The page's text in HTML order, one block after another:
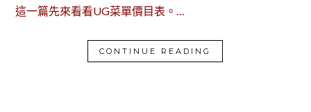
這一篇先來看看UG菜單價目表。…
CONTINUE READING